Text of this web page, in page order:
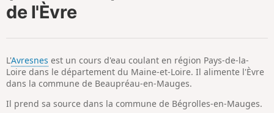
de l'Èvre
L'Avresnes est un cours d'eau coulant en région Pays-de-la-
Loire dans le département du Maine-et-Loire. Il alimente l'Èvre
dans la commune de Beaupréau-en-Mauges.
Il prend sa source dans la commune de Bégrolles-en-Mauges.